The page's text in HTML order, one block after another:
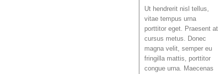
Ut hendrerit nisl tellus,
vitae tempus urna
porttitor eget. Praesent at
cursus metus. Donec
magna velit, semper eu
fringilla mattis, porttitor
congue urna. Maecenas